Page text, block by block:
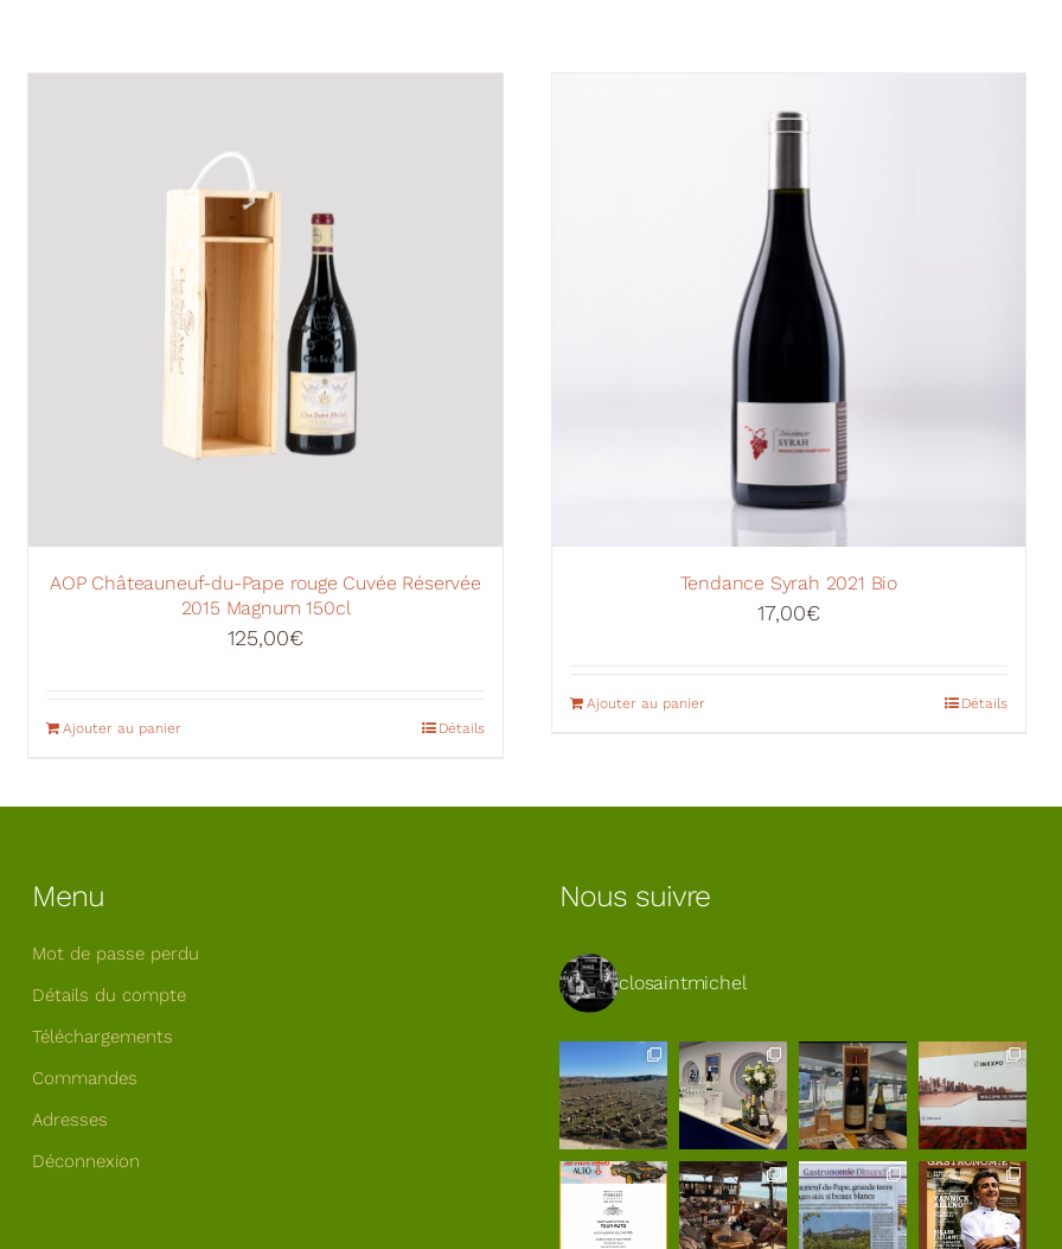
AOP Châteauneuf-du-Pape rouge Cuvée Réservée
2015 Magnum 150cl
125,00€
Ajouter au panier Détails
Tendance Syrah 2021 Bio
17,00€
Ajouter au panier Détails
Menu
Mot de passe perdu
Détails du compte
Téléchargements
Commandes
Adresses
Déconnexion
Nous suivre
closaintmichel